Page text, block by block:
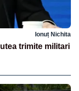
Ionuț Nichita
trimite militari